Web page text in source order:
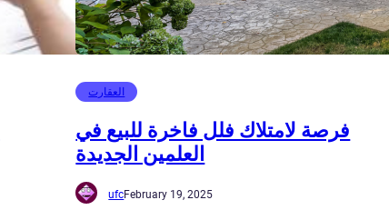
العقارت
فرصة لامتلاك فلل فاخرة للبيع في
العلمين الجديدة
ufcFebruary 19, 2025